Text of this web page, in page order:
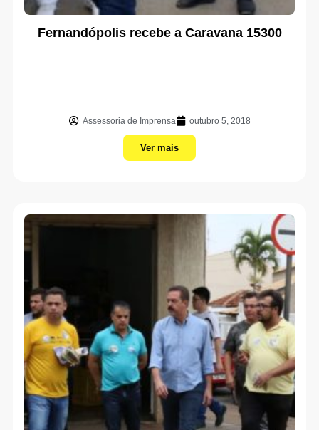
Fernandópolis recebe a Caravana 15300
Assessoria de Imprensa outubro 5, 2018
Ver mais